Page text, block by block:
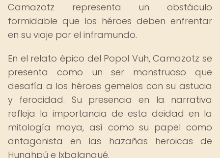
Camazotz representa un obstáculo
formidable que los héroes deben enfrentar
en su viaje por el inframundo.
En el relato épico del Popol Vuh, Camazotz se
presenta como un ser monstruoso que
desafía a los héroes gemelos con su astucia
y ferocidad. Su presencia en la narrativa
refleja la importancia de esta deidad en la
mitología maya, así como su papel como
antagonista en las hazañas heroicas de
Hunahpú e Ixbalanqué.